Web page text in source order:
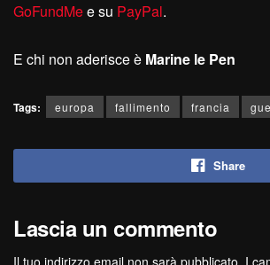
GoFundMee su PayPal.
E chi non aderisce è Marine le Pen
Tags: europa fallimento francia
Share
Lascia un commento